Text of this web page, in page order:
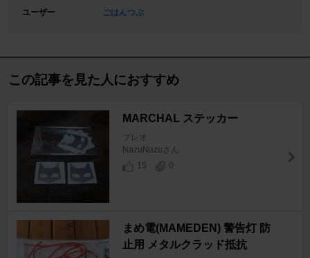
ユーザー
ごはんつぶ
この記事を見た人におすすめ
MARCHAL ステッカー
プレオ
NazuNazuさん
15
0
まめ電(MAMEDEN) 警告灯 防
止用 メタルクラッド抵抗